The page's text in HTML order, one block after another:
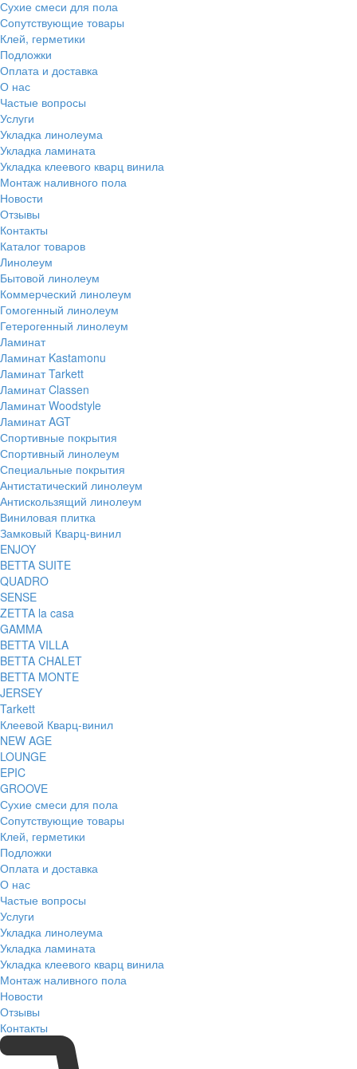
Сухие смеси для пола
Сопутствующие товары
Клей, герметики
Подложки
Оплата и доставка
О нас
Частые вопросы
Услуги
Укладка линолеума
Укладка ламината
Укладка клеевого кварц винила
Монтаж наливного пола
Новости
Отзывы
Контакты
Каталог товаров
Линолеум
Бытовой линолеум
Коммерческий линолеум
Гомогенный линолеум
Гетерогенный линолеум
Ламинат
Ламинат Kastamonu
Ламинат Tarkett
Ламинат Classen
Ламинат Woodstyle
Ламинат AGT
Спортивные покрытия
Спортивный линолеум
Специальные покрытия
Антистатический линолеум
Антискользящий линолеум
Виниловая плитка
Замковый Кварц-винил
ENJOY
BETTA SUITE
QUADRO
SENSE
ZETTA la casa
GAMMA
BETTA VILLA
BETTA CHALET
BETTA MONTE
JERSEY
Tarkett
Клеевой Кварц-винил
NEW AGE
LOUNGE
EPIC
GROOVE
Сухие смеси для пола
Сопутствующие товары
Клей, герметики
Подложки
Оплата и доставка
О нас
Частые вопросы
Услуги
Укладка линолеума
Укладка ламината
Укладка клеевого кварц винила
Монтаж наливного пола
Новости
Отзывы
Контакты